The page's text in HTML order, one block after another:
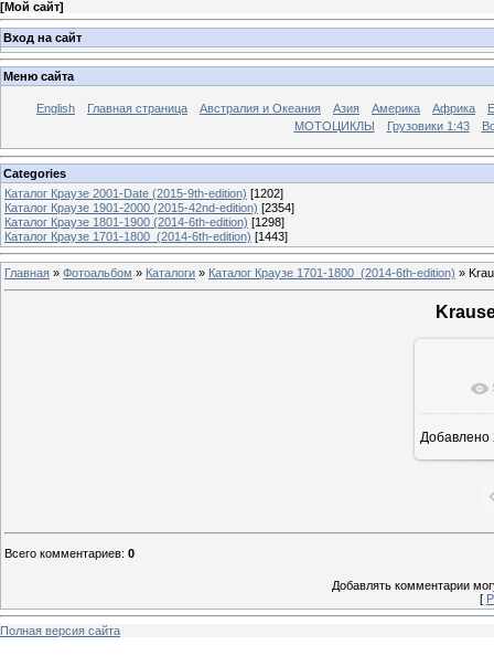
[Мой сайт]
Вход на сайт
Меню сайта
English Главная страница Австралия и Океания Азия Америка Африка
МОТОЦИКЛЫ
Грузовики 1:43
Categories
Каталог Краузе 2001-Date (2015-9th-edition) [1202]
Каталог Краузе 1901-2000 (2015-42nd-edition) [2354]
Каталог Краузе 1801-1900 (2014-6th-edition) [1298]
Каталог Краузе 1701-1800_(2014-6th-edition) [1443]
Главная » Фотоальбом » Каталоги » Каталог Краузе 1701-1800_(2014-6th-edition) »
Добавлено
Всего комментариев: 0
Добавлять комментарии
[
Полная версия сайта